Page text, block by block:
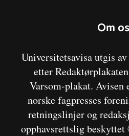
Om
Universitetsavisa utgis
etter
Varsom-plakat. Avisen
norske fagpresses
retningslinjer og
opphavsrettslig